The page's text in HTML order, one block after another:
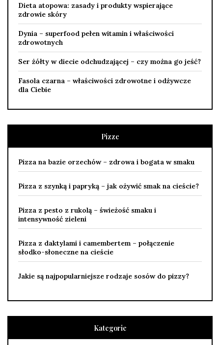
Dieta atopowa: zasady i produkty wspierające
zdrowie skóry
Dynia – superfood pełen witamin i właściwości
zdrowotnych
Ser żółty w diecie odchudzającej – czy można go jeść?
Fasola czarna – właściwości zdrowotne i odżywcze
dla Ciebie
Pizze
Pizza na bazie orzechów – zdrowa i bogata w smaku
Pizza z szynką i papryką – jak ożywić smak na cieście?
Pizza z pesto z rukolą – świeżość smaku i
intensywność zieleni
Pizza z daktylami i camembertem – połączenie
słodko-słoneczne na cieście
Jakie są najpopularniejsze rodzaje sosów do pizzy?
Kategorie